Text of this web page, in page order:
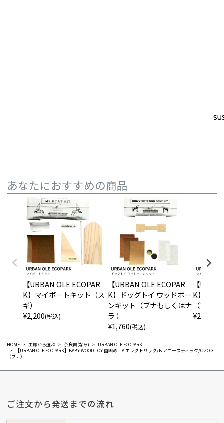
HOME 工房から選ぶ 奈良県(なら)
URBAN OLE ECOPARK
【URBAN OLE ECOPARK】BABY WOOD TOY 歯固め A.エレクトリック/B.アコースティック/C.ZO-3
（ブナ）
あなたにおすすめの商品
【URBAN OLE ECOPAR
K】マイボートキット（ス
ギ）
¥2,200(税込)
【URBAN OLE ECOPAR
K】ドッグトイ ウッドボー
ンキット（ブナもしくはナ
ラ ）
¥1,760(税込)
【
K】マイ
（ブナ
¥2,200
ご注文から発送までの流れ